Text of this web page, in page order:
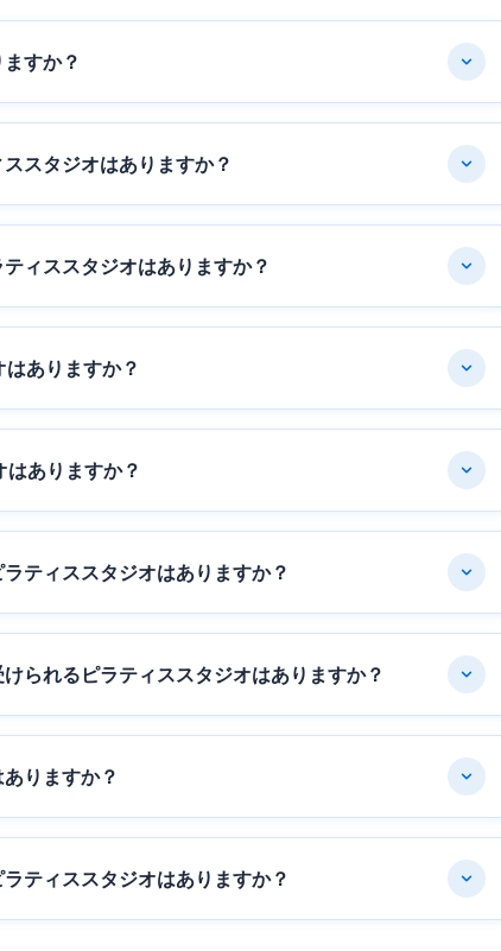
すか？
スタジオはありますか？
ィススタジオはありますか？
ありますか？
ありますか？
ティススタジオはありますか？
られるピラティススタジオはありますか？
りますか？
ティススタジオはありますか？